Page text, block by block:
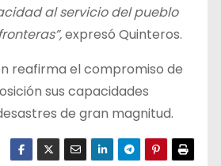
al servicio del pueblo
expresó Quinteros.
reafirma el compromiso de
sus capacidades
de gran magnitud.